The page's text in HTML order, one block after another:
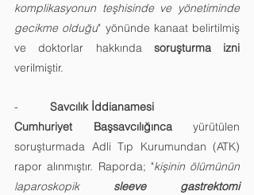
komplikasyonun teşhisinde ve yönetiminde
gecikme olduğu" yönünde kanaat belirtilmiş
ve doktorlar hakkında soruşturma izni
verilmiştir.
- Savcılık İddianamesi
Cumhuriyet Başsavcılığınca yürütülen
soruşturmada Adli Tıp Kurumundan (ATK)
rapor alınmıştır. Raporda; "kişinin ölümünün
laparoskopik sleeve gastrektomi